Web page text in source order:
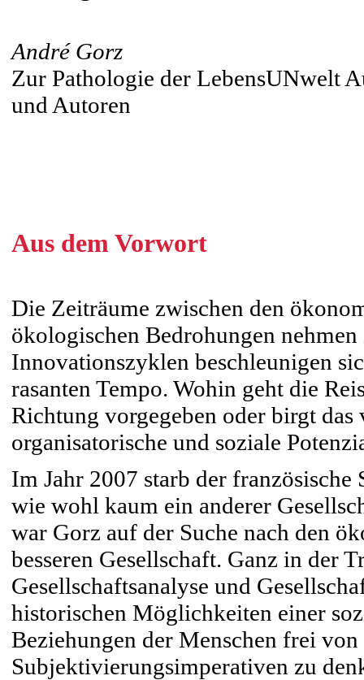
André Gorz
Zur Pathologie der LebensUNwelt
und Autoren
Aus dem Vorwort
Die Zeiträume zwischen den
ökologischen Bedrohungen
Innovationszyklen beschleunigen
rasanten Tempo. Wohin geht die
Richtung vorgegeben oder birgt das
organisatorische und soziale
Im Jahr 2007 starb der
wie wohl kaum ein anderer
war Gorz auf der Suche nach den
besseren Gesellschaft. Ganz in der
Gesellschaftsanalyse und
historischen Möglichkeiten einer
Beziehungen der Menschen frei
Subjektivierungsimperativen zu